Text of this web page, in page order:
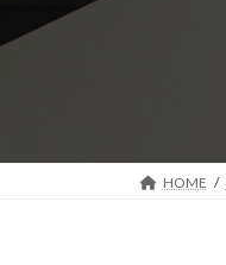
ッ
移
HOME